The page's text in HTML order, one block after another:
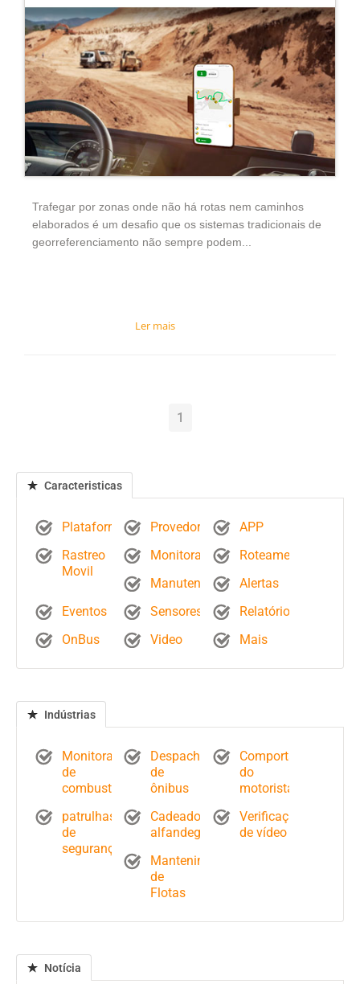
Trafegar por zonas onde não há rotas nem caminhos
elaborados é um desafio que os sistemas tradicionais de
georreferenciamento não sempre podem...
1
Caracteristicas
Plataforma Provedores
APP
Rastreo
Movil
Monitoramento
Roteamento
Manutenção
Alertas
Eventos
Sensores
Relatórios
OnBus
Video Mais
Indústrias
Monitoramento
de
combustível
Despacho
de
ônibus
Comportamento
do
motorista
patrulhas
de
segurança
Cadeados
alfandegários
Verificação
de vídeo
Mantenimiento
de
Flotas
Notícia